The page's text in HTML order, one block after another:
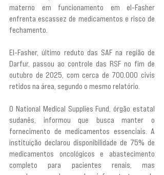
materno em funcionamento em el-Fasher
enfrenta escassez de medicamentos e risco de
fechamento.
El-Fasher, último reduto das SAF na região de
Darfur, passou ao controle das RSF no fim de
outubro de 2025, com cerca de 700.000 civis
retidos na área, segundo o mesmo relatório.
O National Medical Supplies Fund, órgão estatal
sudanês, informou que busca manter o
fornecimento de medicamentos essenciais. A
instituição declarou disponibilidade de 75% de
medicamentos oncológicos e abastecimento
completo para pacientes renais, mas